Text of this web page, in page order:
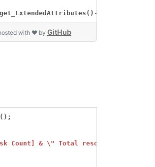
get_ExtendedAttributes() ->
with ❤ by GitHub
Count] & \" Total resources: \" &